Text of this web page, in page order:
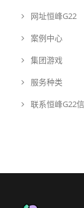
网址恒峰G22
案例中心
集团游戏
服务种类
联系恒峰G22